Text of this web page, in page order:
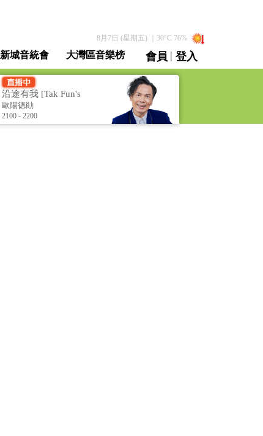
8月7日 (星期五)｜ 30°C 76%
新城音統會 大灣區音樂榜 會員 | 登入
直播 / 重溫
沿途有我 [Tak Fun's
Music Choice]
歐陽德勛
2100 - 2200